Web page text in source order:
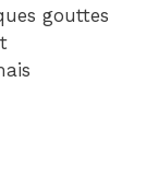
gouttes